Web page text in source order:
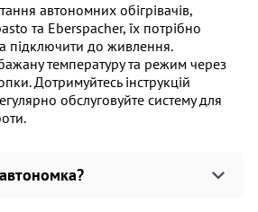
автономних обігрівачів,
та Eberspacher, їх потрібно
підключити до живлення.
температуру та режим через
Дотримуйтесь інструкцій
обслуговуйте систему для